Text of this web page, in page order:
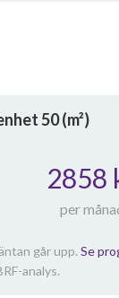
50(m²)
2858
per
går upp. Se
analys.